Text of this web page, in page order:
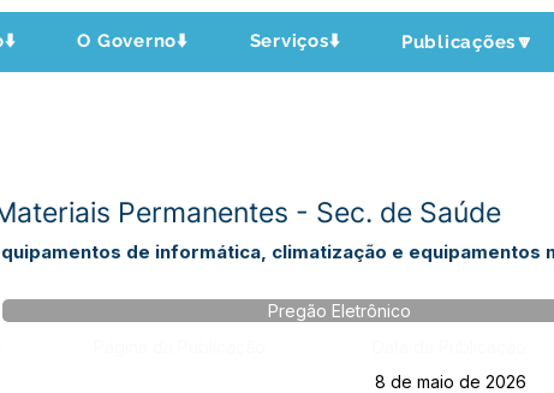
O Governo⬇️ Serviços⬇️ Publicações🔽
Permanentes - Sec. de Saúde
de informática, climatização e
Pregão Eletrônico
8 de maio de 2026